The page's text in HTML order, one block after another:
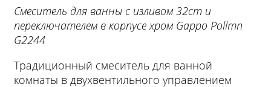
Смеситель для ванны с изливом 32cm и
переключателем в корпусе хром Gappo Pollmn
G2244
Традиционный смеситель для ванной
комнаты в двухвентильного управлением